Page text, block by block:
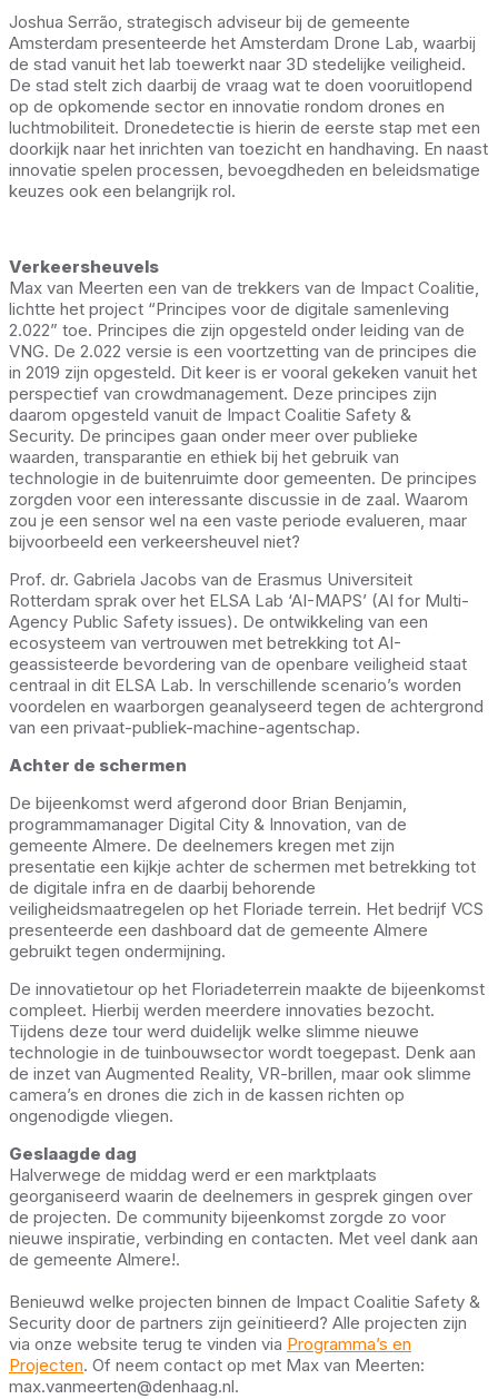
Joshua Serrão, strategisch adviseur bij de gemeente
Amsterdam presenteerde het Amsterdam Drone Lab, waarbij
de stad vanuit het lab toewerkt naar 3D stedelijke veiligheid.
De stad stelt zich daarbij de vraag wat te doen vooruitlopend
op de opkomende sector en innovatie rondom drones en
luchtmobiliteit. Dronedetectie is hierin de eerste stap met een
doorkijk naar het inrichten van toezicht en handhaving. En naast
innovatie spelen processen, bevoegdheden en beleidsmatige
keuzes ook een belangrijk rol.
Verkeersheuvels
Max van Meerten een van de trekkers van de Impact Coalitie,
lichtte het project “Principes voor de digitale samenleving
2.022” toe. Principes die zijn opgesteld onder leiding van de
VNG. De 2.022 versie is een voortzetting van de principes die
in 2019 zijn opgesteld. Dit keer is er vooral gekeken vanuit het
perspectief van crowdmanagement. Deze principes zijn
daarom opgesteld vanuit de Impact Coalitie Safety &
Security. De principes gaan onder meer over publieke
waarden, transparantie en ethiek bij het gebruik van
technologie in de buitenruimte door gemeenten. De principes
zorgden voor een interessante discussie in de zaal. Waarom
zou je een sensor wel na een vaste periode evalueren, maar
bijvoorbeeld een verkeersheuvel niet?
Prof. dr. Gabriela Jacobs van de Erasmus Universiteit
Rotterdam sprak over het ELSA Lab ‘AI-MAPS’ (AI for Multi-
Agency Public Safety issues). De ontwikkeling van een
ecosysteem van vertrouwen met betrekking tot AI-
geassisteerde bevordering van de openbare veiligheid staat
centraal in dit ELSA Lab. In verschillende scenario’s worden
voordelen en waarborgen geanalyseerd tegen de achtergrond
van een privaat-publiek-machine-agentschap.
Achter de schermen
De bijeenkomst werd afgerond door Brian Benjamin,
programmamanager Digital City & Innovation, van de
gemeente Almere. De deelnemers kregen met zijn
presentatie een kijkje achter de schermen met betrekking tot
de digitale infra en de daarbij behorende
veiligheidsmaatregelen op het Floriade terrein. Het bedrijf VCS
presenteerde een dashboard dat de gemeente Almere
gebruikt tegen ondermijning.
De innovatietour op het Floriadeterrein maakte de bijeenkomst
compleet. Hierbij werden meerdere innovaties bezocht.
Tijdens deze tour werd duidelijk welke slimme nieuwe
technologie in de tuinbouwsector wordt toegepast. Denk aan
de inzet van Augmented Reality, VR-brillen, maar ook slimme
camera’s en drones die zich in de kassen richten op
ongenodigde vliegen.
Geslaagde dag
Halverwege de middag werd er een marktplaats
georganiseerd waarin de deelnemers in gesprek gingen over
de projecten. De community bijeenkomst zorgde zo voor
nieuwe inspiratie, verbinding en contacten. Met veel dank aan
de gemeente Almere!.
Benieuwd welke projecten binnen de Impact Coalitie Safety &
Security door de partners zijn geïnitieerd? Alle projecten zijn
via onze website terug te vinden via Programma’s en
Projecten. Of neem contact op met Max van Meerten:
max.vanmeerten@denhaag.nl.